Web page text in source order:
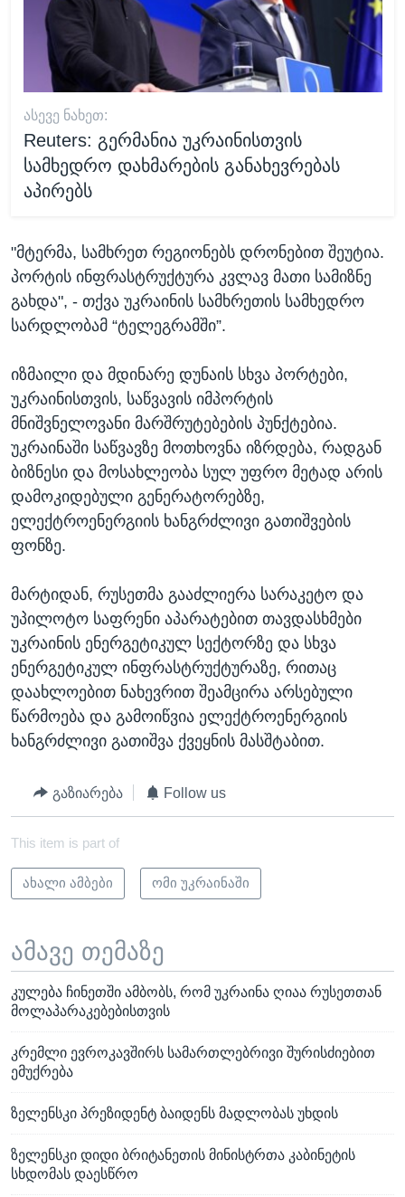
ᲐᲡᲔᲕᲔ ᲜᲐᲮᲔᲗ:
Reuters: გერმანია უკრაინისთვის
სამხედრო დახმარების განახევრებას
აპირებს
"მტერმა, სამხრეთ რეგიონებს დრონებით შეუტია.
პორტის ინფრასტრუქტურა კვლავ მათი სამიზნე
გახდა", - თქვა უკრაინის სამხრეთის სამხედრო
სარდლობამ “ტელეგრამში”.
იზმაილი და მდინარე დუნაის სხვა პორტები,
უკრაინისთვის, საწვავის იმპორტის
მნიშვნელოვანი მარშრუტებების პუნქტებია.
უკრაინაში საწვავზე მოთხოვნა იზრდება, რადგან
ბიზნესი და მოსახლეობა სულ უფრო მეტად არის
დამოკიდებული გენერატორებზე,
ელექტროენერგიის ხანგრძლივი გათიშვების
ფონზე.
მარტიდან, რუსეთმა გააძლიერა სარაკეტო და
უპილოტო საფრენი აპარატებით თავდასხმები
უკრაინის ენერგეტიკულ სექტორზე და სხვა
ენერგეტიკულ ინფრასტრუქტურაზე, რითაც
დაახლოებით ნახევრით შეამცირა არსებული
წარმოება და გამოიწვია ელექტროენერგიის
ხანგრძლივი გათიშვა ქვეყნის მასშტაბით.
გაზიარება Follow us
This item is part of
ახალი ამბები ომი უკრაინაში
ამავე თემაზე
კულება ჩინეთში ამბობს, რომ უკრაინა ღიაა რუსეთთან
მოლაპარაკებებისთვის
კრემლი ევროკავშირს სამართლებრივი შურისძიებით
ემუქრება
ზელენსკი პრეზიდენტ ბაიდენს მადლობას უხდის
ზელენსკი დიდი ბრიტანეთის მინისტრთა კაბინეტის
სხდომას დაესწრო